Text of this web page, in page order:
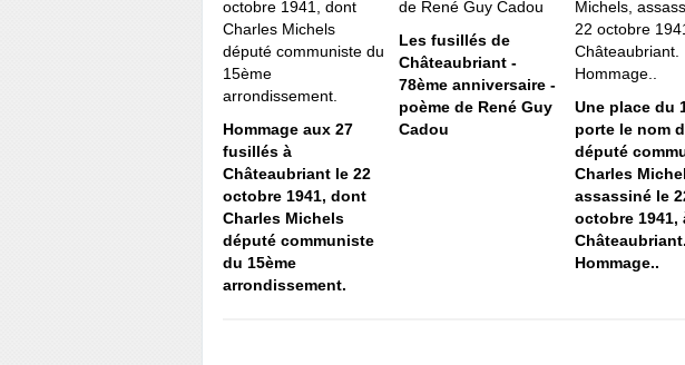
Hommage aux 27
fusillés à
Châteaubriant le 22
octobre 1941, dont
Charles Michels
député communiste
du 15ème
arrondissement.
Les fusillés de
Châteaubriant -
78ème anniversaire -
poème de René Guy
Cadou
Une place du
porte le nom
député
Charles
assassiné le
octobre 1941,
Châteaubriant.
Hommage..